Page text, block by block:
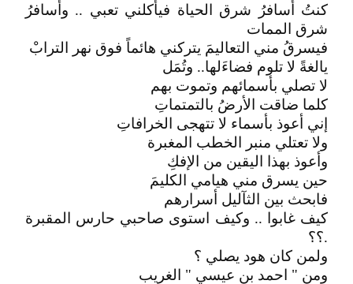
كنتُ أسافرُ شرق الحياة فيأكلني تعبي .. وأسافرُ
شرق الممات
فيسرقُ مني التعاليمَ يتركني هائماً فوق نهر الترابْ
يالغةً لا تلوم فضاءَلها.. وتُمَل
لا تصلي بأسمائهم وتموت بهم
كلما ضاقت الأرضُ بالتمتماتِ
إني أعوذ بأسماء لا تتهجى الخرافاتِ
ولا تعتلي منبر الخطب المغبرة
وأعوذ بهذا اليقين من الإفكِ
حين يسرق مني هيامي الكليمَ
فابحث بين الثآليل أسرارهم
كيف غابوا .. وكيف استوى صاحبي حارس المقبرة
.؟؟
ولمن كان هود يصلي ؟
ومن " احمد بن عيسي " الغريب